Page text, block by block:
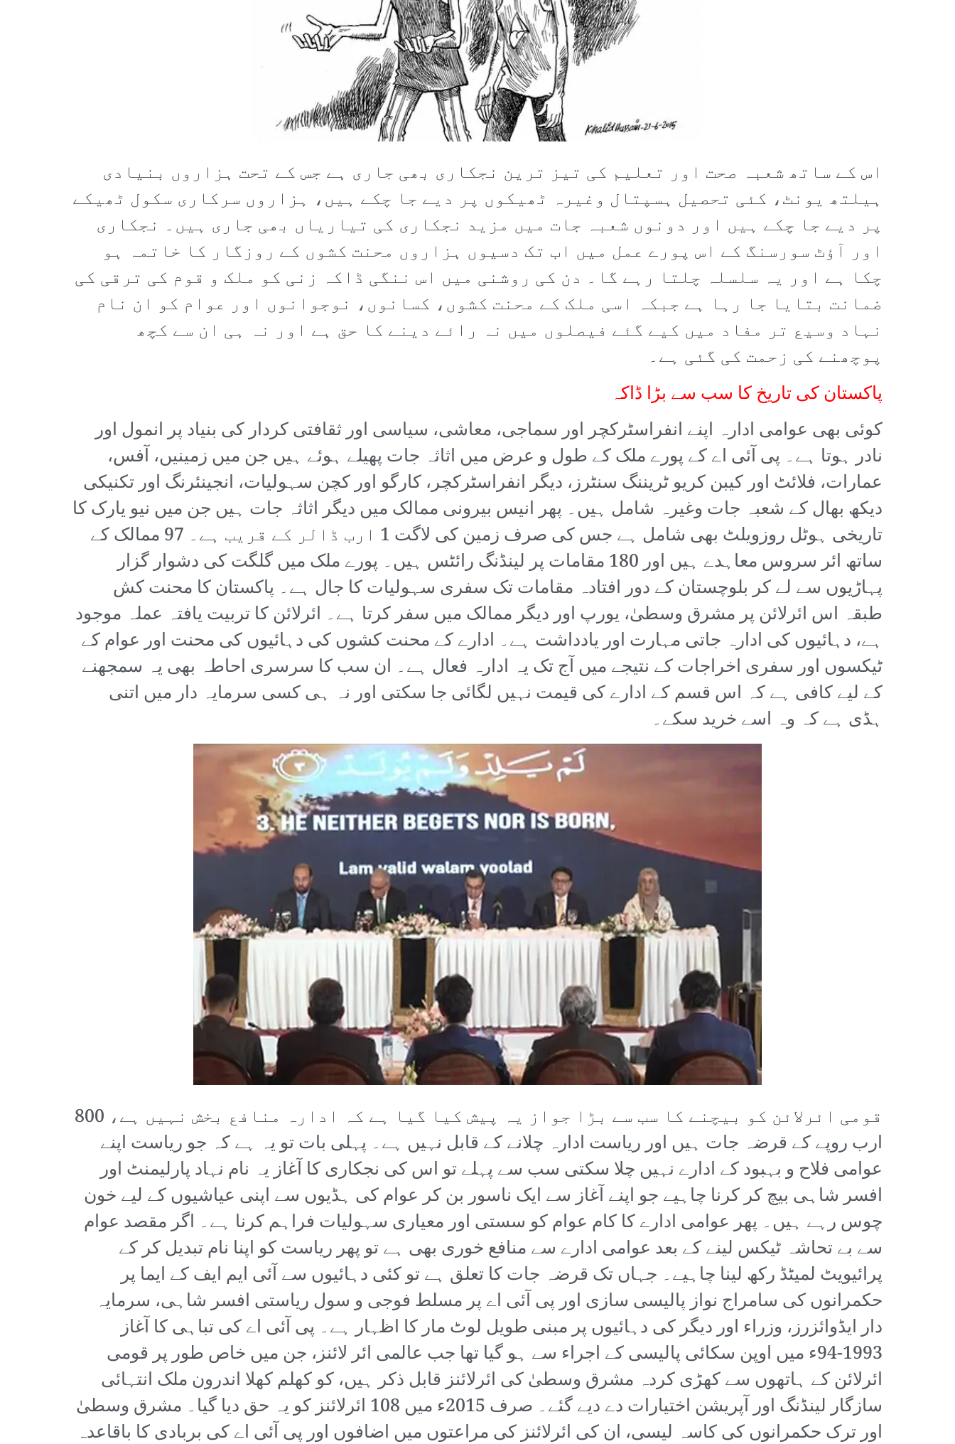
اس کے ساتھ شعبہ صحت اور تعلیم کی تیز ترین نجکاری بھی جاری ہے جس کے تحت ہزاروں بنیادی
ہیلتھ یونٹ، کئی تحصیل ہسپتال وغیرہ ٹھیکوں پر دیے جا چکے ہیں، ہزاروں سرکاری سکول ٹھیکے
پر دیے جا چکے ہیں اور دونوں شعبہ جات میں مزید نجکاری کی تیاریاں بھی جاری ہیں۔ نجکاری
اور آؤٹ سورسنگ کے اس پورے عمل میں اب تک دسیوں ہزاروں محنت کشوں کے روزگار کا خاتمہ ہو
چکا ہے اور یہ سلسلہ چلتا رہے گا۔ دن کی روشنی میں اس ننگی ڈاکہ زنی کو ملک و قوم کی ترقی کی
ضمانت بتایا جا رہا ہے جبکہ اسی ملک کے محنت کشوں، کسانوں، نوجوانوں اور عوام کو ان نام
نہاد وسیع تر مفاد میں کیے گئے فیصلوں میں نہ رائے دینے کا حق ہے اور نہ ہی ان سے کچھ
پوچھنے کی زحمت کی گئی ہے۔
پاکستان کی تاریخ کا سب سے بڑا ڈاکہ
کوئی بھی عوامی ادارہ اپنے انفراسٹرکچر اور سماجی، معاشی، سیاسی اور ثقافتی کردار کی بنیاد پر انمول اور
نادر ہوتا ہے۔ پی آئی اے کے پورے ملک کے طول و عرض میں اثاثہ جات پھیلے ہوئے ہیں جن میں زمینیں، آفس،
عمارات، فلائٹ اور کیبن کریو ٹریننگ سنٹرز، دیگر انفراسٹرکچر، کارگو اور کچن سہولیات، انجینئرنگ اور تکنیکی
دیکھ بھال کے شعبہ جات وغیرہ شامل ہیں۔ پھر انیس بیرونی ممالک میں دیگر اثاثہ جات ہیں جن میں نیو یارک کا
تاریخی ہوٹل روزویلٹ بھی شامل ہے جس کی صرف زمین کی لاگت 1 ارب ڈالر کے قریب ہے۔ 97 ممالک کے
ساتھ ائر سروس معاہدے ہیں اور 180 مقامات پر لینڈنگ رائٹس ہیں۔ پورے ملک میں گلگت کی دشوار گزار
پہاڑیوں سے لے کر بلوچستان کے دور افتادہ مقامات تک سفری سہولیات کا جال ہے۔ پاکستان کا محنت کش
طبقہ اس ائرلائن پر مشرق وسطیٰ، یورپ اور دیگر ممالک میں سفر کرتا ہے۔ ائرلائن کا تربیت یافتہ عملہ موجود
ہے، دہائیوں کی ادارہ جاتی مہارت اور یادداشت ہے۔ ادارے کے محنت کشوں کی دہائیوں کی محنت اور عوام کے
ٹیکسوں اور سفری اخراجات کے نتیجے میں آج تک یہ ادارہ فعال ہے۔ ان سب کا سرسری احاطہ بھی یہ سمجھنے
کے لیے کافی ہے کہ اس قسم کے ادارے کی قیمت نہیں لگائی جا سکتی اور نہ ہی کسی سرمایہ دار میں اتنی
ہڈی ہے کہ وہ اسے خرید سکے۔
قومی ائرلائن کو بیچنے کا سب سے بڑا جواز یہ پیش کیا گیا ہے کہ ادارہ منافع بخش نہیں ہے، 800
ارب روپے کے قرضہ جات ہیں اور ریاست ادارہ چلانے کے قابل نہیں ہے۔ پہلی بات تو یہ ہے کہ جو ریاست اپنے
عوامی فلاح و بہبود کے ادارے نہیں چلا سکتی سب سے پہلے تو اس کی نجکاری کا آغاز یہ نام نہاد پارلیمنٹ اور
افسر شاہی بیچ کر کرنا چاہیے جو اپنے آغاز سے ایک ناسور بن کر عوام کی ہڈیوں سے اپنی عیاشیوں کے لیے خون
چوس رہے ہیں۔ پھر عوامی ادارے کا کام عوام کو سستی اور معیاری سہولیات فراہم کرنا ہے۔ اگر مقصد عوام
سے بے تحاشہ ٹیکس لینے کے بعد عوامی ادارے سے منافع خوری بھی ہے تو پھر ریاست کو اپنا نام تبدیل کر کے
پرائیویٹ لمیٹڈ رکھ لینا چاہیے۔ جہاں تک قرضہ جات کا تعلق ہے تو کئی دہائیوں سے آئی ایم ایف کے ایما پر
حکمرانوں کی سامراج نواز پالیسی سازی اور پی آئی اے پر مسلط فوجی و سول ریاستی افسر شاہی، سرمایہ
دار ایڈوائزرز، وزراء اور دیگر کی دہائیوں پر مبنی طویل لوٹ مار کا اظہار ہے۔ پی آئی اے کی تباہی کا آغاز
1993-94ء میں اوپن سکائی پالیسی کے اجراء سے ہو گیا تھا جب عالمی ائر لائنز، جن میں خاص طور پر قومی
ائرلائن کے ہاتھوں سے کھڑی کردہ مشرق وسطیٰ کی ائرلائنز قابل ذکر ہیں، کو کھلم کھلا اندرون ملک انتہائی
سازگار لینڈنگ اور آپریشن اختیارات دے دیے گئے۔ صرف 2015ء میں 108 ائرلائنز کو یہ حق دیا گیا۔ مشرق وسطیٰ
اور ترک حکمرانوں کی کاسہ لیسی، ان کی ائرلائنز کی مراعتوں میں اضافوں اور پی آئی اے کی بربادی کا باقاعدہ